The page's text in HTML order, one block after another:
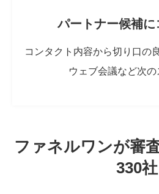
パートナー候補に
コンタクト内容から切り口の
ウェブ会議など次
ファネルワンが審
330社